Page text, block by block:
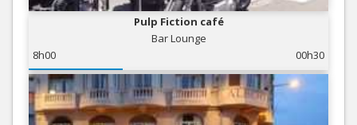
Pulp Fiction café
Bar Lounge
8h00
00h30